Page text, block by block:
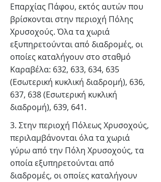
Επαρχίας Πάφου, εκτός αυτών που
βρίσκονται στην περιοχή Πόλης
Χρυσοχούς. Όλα τα χωριά
εξυπηρετούνται από διαδρομές, οι
οποίες καταλήγουν στο σταθμό
Καραβέλα: 632, 633, 634, 635
(Εσωτερική κυκλική διαδρομή), 636,
637, 638 (Εσωτερική κυκλική
διαδρομή), 639, 641.
3. Στην περιοχή Πόλεως Χρυσοχούς,
περιλαμβάνονται όλα τα χωριά
γύρω από την Πόλη Χρυσοχούς, τα
οποία εξυπηρετούνται από
διαδρομές, οι οποίες καταλήγουν